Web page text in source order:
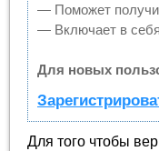
— Поможет
— Включает в
Для новых
Для того чтобы